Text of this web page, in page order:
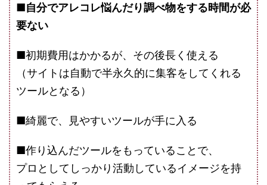
■自分でアレコレ悩んだり調べ物をする時間が必
要ない
■初期費用はかかるが、その後長く使える
（サイトは自動で半永久的に集客をしてくれる
ツールとなる）
■綺麗で、見やすいツールが手に入る
■作り込んだツールをもっていることで、
プロとしてしっかり活動しているイメージを持